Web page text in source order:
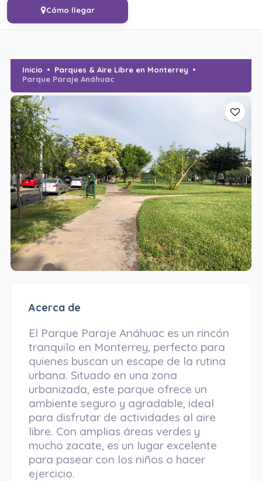
Cómo llegar
Inicio
Parques & Aire Libre en Monterrey
Parque Paraje Anáhuac
Acerca de
El Parque Paraje Anáhuac es un rincón
tranquilo en Monterrey, perfecto para
quienes buscan un escape de la rutina
urbana. Situado en una zona
urbanizada, este parque ofrece un
ambiente seguro y agradable, ideal
para disfrutar de actividades al aire
libre. Con amplias áreas verdes y
mucho zacate, es un lugar excelente
para pasear con los niños o hacer
ejercicio.